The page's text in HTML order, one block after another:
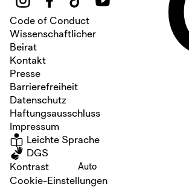
Code of Conduct
Wissenschaftlicher
Beirat
Kontakt
Presse
Barrierefreiheit
Datenschutz
Haftungsausschluss
Impressum
Leichte Sprache
DGS
Kontrast
Auto
Cookie-Einstellungen